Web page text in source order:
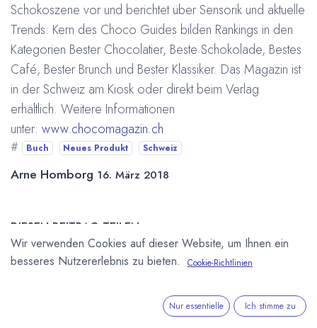
Schokoszene vor und berichtet über Sensorik und aktuelle
Trends. Kern des Choco Guides bilden Rankings in den
Kategorien Bester Chocolatier, Beste Schokolade, Bestes
Café, Bester Brunch und Bester Klassiker. Das Magazin ist
in der Schweiz am Kiosk oder direkt beim Verlag
erhältlich. Weitere Informationen
unter: www.chocomagazin.ch
# Buch Neues Produkt Schweiz
Arne Homborg 16. März 2018
DIESEN BEITRAG TEILEN
Wir verwenden Cookies auf dieser Website, um Ihnen ein
besseres Nutzererlebnis zu bieten.
Cookie-Richtlinien
Nur essentielle Ich stimme zu